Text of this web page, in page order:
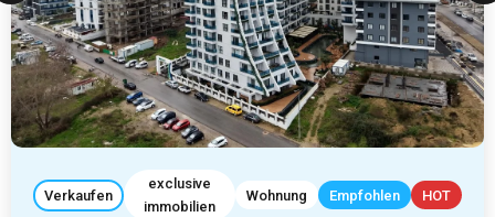
Verkaufen
exclusive
immobilien
Wohnung Empfohlen HOT